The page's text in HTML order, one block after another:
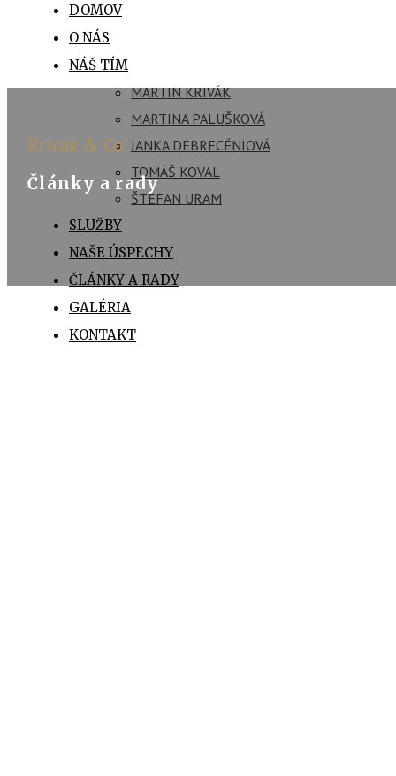
DOMOV
O NÁS
NÁŠ TÍM
MARTIN KRIVÁK
MARTINA PALUŠKOVÁ
JANKA DEBRECÉNIOVÁ
TOMÁŠ KOVAL
ŠTEFAN URAM
SLUŽBY
NAŠE ÚSPECHY
ČLÁNKY A RADY
GALÉRIA
KONTAKT
Krivak & Co
Články a rady